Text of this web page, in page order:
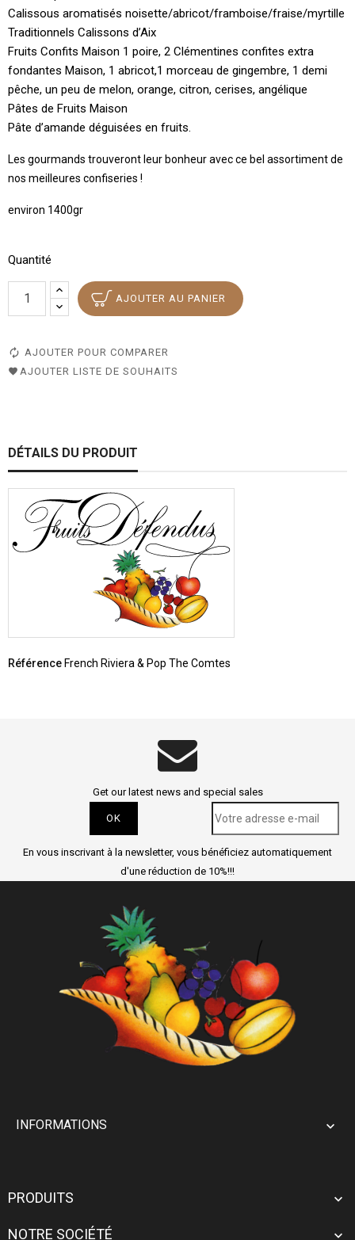
Calissous aromatisés noisette/abricot/framboise/fraise/myrtille
Traditionnels Calissons d’Aix
Fruits Confits Maison 1 poire, 2 Clémentines confites extra
fondantes Maison, 1 abricot,1 morceau de gingembre, 1 demi
pêche, un peu de melon, orange, citron, cerises, angélique
Pâtes de Fruits Maison
Pâte d’amande déguisées en fruits.
Les gourmands trouveront leur bonheur avec ce bel assortiment de
nos meilleures confiseries !
environ 1400gr
Quantité
AJOUTER AU PANIER
AJOUTER POUR COMPARER
AJOUTER LISTE DE SOUHAITS
DÉTAILS DU PRODUIT
Référence French Riviera & Pop The Comtes
Get our latest news and special sales
En vous inscrivant à la newsletter, vous bénéficiez automatiquement
d'une réduction de 10%!!!
INFORMATIONS 
PRODUITS 
NOTRE SOCIÉTÉ 